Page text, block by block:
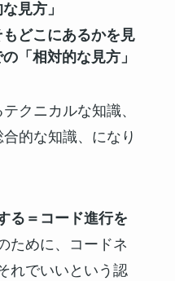
見方」
どこにあるかを見
「相対的な見方」
クニカルな知識、
的な知識、になり
る＝コード進行を
ために、コードネ
れでいいという認